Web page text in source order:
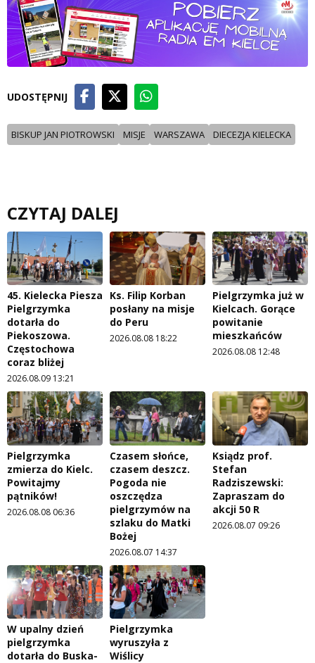
UDOSTĘPNIJ
BISKUP JAN PIOTROWSKI MISJE WARSZAWA DIECEZJA KIELECKA
CZYTAJ DALEJ
45. Kielecka Piesza
Pielgrzymka
dotarła do
Piekoszowa.
Częstochowa
coraz bliżej
2026.08.09 13:21
Ks. Filip Korban
posłany na misje
do Peru
2026.08.08 18:22
Pielgrzymka już w
Kielcach. Gorące
powitanie
mieszkańców
2026.08.08 12:48
Pielgrzymka
zmierza do Kielc.
Powitajmy
pątników!
2026.08.08 06:36
Czasem słońce,
czasem deszcz.
Pogoda nie
oszczędza
pielgrzymów na
szlaku do Matki
Bożej
2026.08.07 14:37
Ksiądz prof.
Stefan
Radziszewski:
Zapraszam do
akcji 50 R
2026.08.07 09:26
W upalny dzień
pielgrzymka
dotarła do Buska-
Pielgrzymka
wyruszyła z
Wiślicy